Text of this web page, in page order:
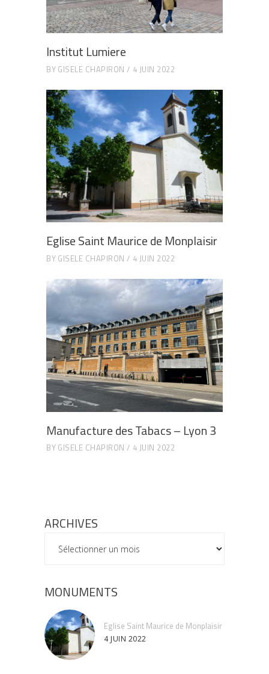
Institut Lumiere
BY GISELE CHAPIRON 4 JUIN 2022
Eglise Saint Maurice de Monplaisir
BY GISELE CHAPIRON 4 JUIN 2022
Manufacture des Tabacs – Lyon 3
BY GISELE CHAPIRON 4 JUIN 2022
ARCHIVES
ARCHIVES
MONUMENTS
Eglise Saint Maurice de Monplaisir
4 JUIN 2022